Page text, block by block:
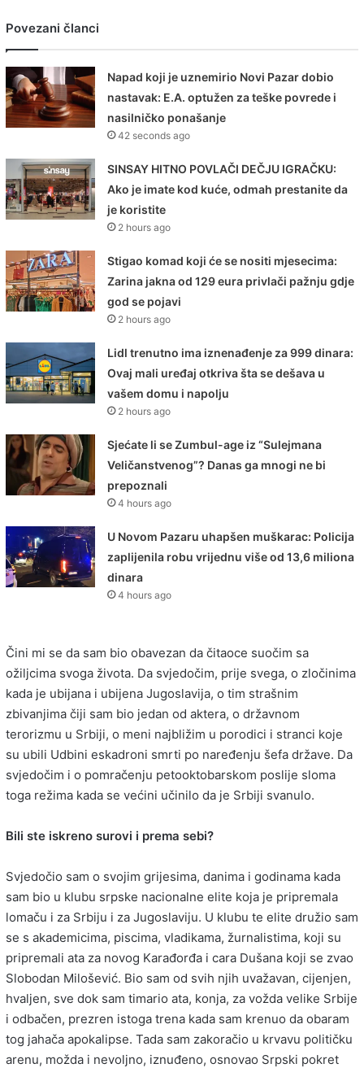
Povezani članci
Napad koji je uznemirio Novi Pazar dobio
nastavak: E.A. optužen za teške povrede i
nasilničko ponašanje
42 seconds ago
SINSAY HITNO POVLAČI DEČJU IGRAČKU:
Ako je imate kod kuće, odmah prestanite da
je koristite
2 hours ago
Stigao komad koji će se nositi mjesecima:
Zarina jakna od 129 eura privlači pažnju gdje
god se pojavi
2 hours ago
Lidl trenutno ima iznenađenje za 999 dinara:
Ovaj mali uređaj otkriva šta se dešava u
vašem domu i napolju
2 hours ago
Sjećate li se Zumbul-age iz “Sulejmana
Veličanstvenog”? Danas ga mnogi ne bi
prepoznali
4 hours ago
U Novom Pazaru uhapšen muškarac: Policija
zaplijenila robu vrijednu više od 13,6 miliona
dinara
4 hours ago
Čini mi se da sam bio obavezan da čitaoce suočim sa
ožiljcima svoga života. Da svjedočim, prije svega, o zločinima
kada je ubijana i ubijena Jugoslavija, o tim strašnim
zbivanjima čiji sam bio jedan od aktera, o državnom
terorizmu u Srbiji, o meni najbližim u porodici i stranci koje
su ubili Udbini eskadroni smrti po naređenju šefa države. Da
svjedočim i o pomračenju petooktobarskom poslije sloma
toga režima kada se većini učinilo da je Srbiji svanulo.
Bili ste iskreno surovi i prema sebi?
Svjedočio sam o svojim grijesima, danima i godinama kada
sam bio u klubu srpske nacionalne elite koja je pripremala
lomaču i za Srbiju i za Jugoslaviju. U klubu te elite družio sam
se s akademicima, piscima, vladikama, žurnalistima, koji su
pripremali ata za novog Karađorđa i cara Dušana koji se zvao
Slobodan Milošević. Bio sam od svih njih uvažavan, cijenjen,
hvaljen, sve dok sam timario ata, konja, za vožda velike Srbije
i odbačen, prezren istoga trena kada sam krenuo da obaram
tog jahača apokalipse. Tada sam zakoračio u krvavu političku
arenu, možda i nevoljno, iznuđeno, osnovao Srpski pokret